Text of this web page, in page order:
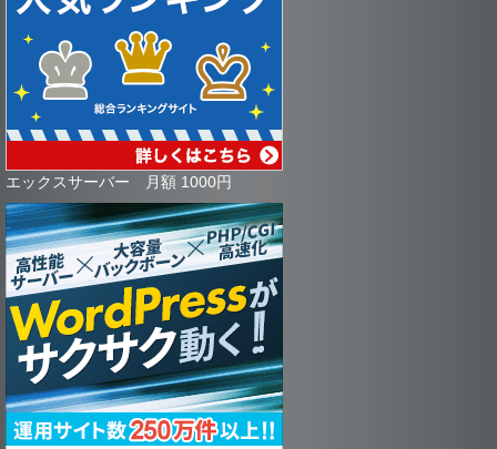
エックスサーバー 月額 1000円